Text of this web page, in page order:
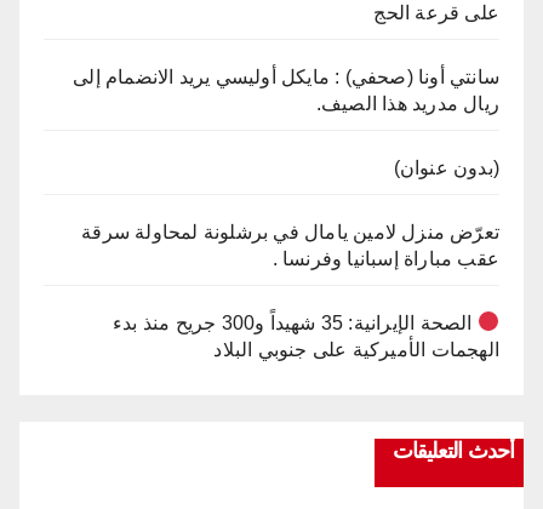
على قرعة الحج
سانتي أونا (صحفي) : مايكل أوليسي يريد الانضمام إلى
ريال مدريد هذا الصيف.
(بدون عنوان)
تعرّض منزل لامين يامال في برشلونة لمحاولة سرقة
عقب مباراة إسبانيا وفرنسا .
الصحة الإيرانية: 35 شهيداً و300 جريح منذ بدء
الهجمات الأميركية على جنوبي البلاد
أحدث التعليقات